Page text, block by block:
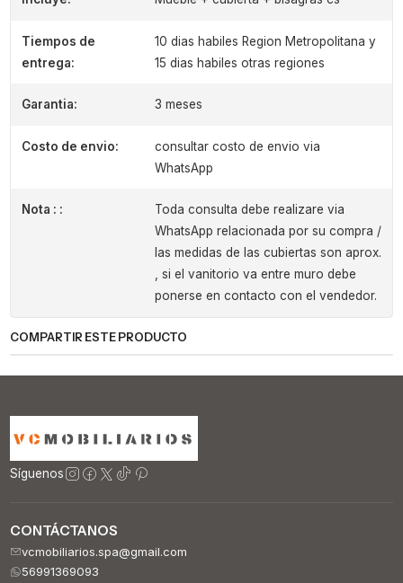
Tiempos de
entrega:
10 dias habiles Region Metropolitana y
15 dias habiles otras regiones
Garantia: 3 meses
Costo de envio:
consultar costo de envio via
WhatsApp
Nota : :
Toda consulta debe realizare via
WhatsApp relacionada por su compra /
las medidas de las cubiertas son aprox.
, si el vanitorio va entre muro debe
ponerse en contacto con el vendedor.
COMPARTIR ESTE PRODUCTO
Síguenos
CONTÁCTANOS
vcmobiliarios.spa@gmail.com
56991369093